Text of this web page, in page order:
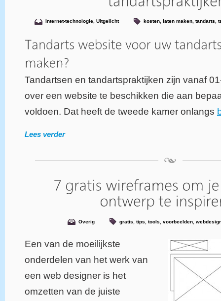
Internet-technologie, Uitgelicht kosten, laten maken, tandarts,
Tandartsen en tandartspraktijken zijn vanaf
over een website te beschikken die aan
voldoen. Dat heeft de tweede kamer onlangs
Lees verder
Overig gratis tips tools voorbeelden,
Een van de moeilijkste
onderdelen van het werk van
een web designer is het
omzetten van de juiste